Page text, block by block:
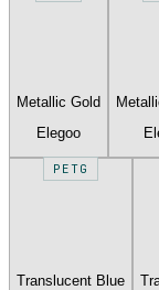
Metallic Gold
Elegoo
PETG
Translucent Blue